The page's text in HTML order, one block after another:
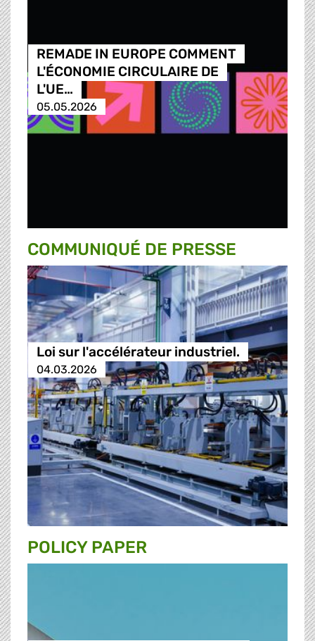
REMADE IN EUROPE COMMENT
L'ÉCONOMIE CIRCULAIRE DE
L'UE…
05.05.2026
COMMUNIQUÉ DE PRESSE
Loi sur l'accélérateur industriel.
04.03.2026
POLICY PAPER